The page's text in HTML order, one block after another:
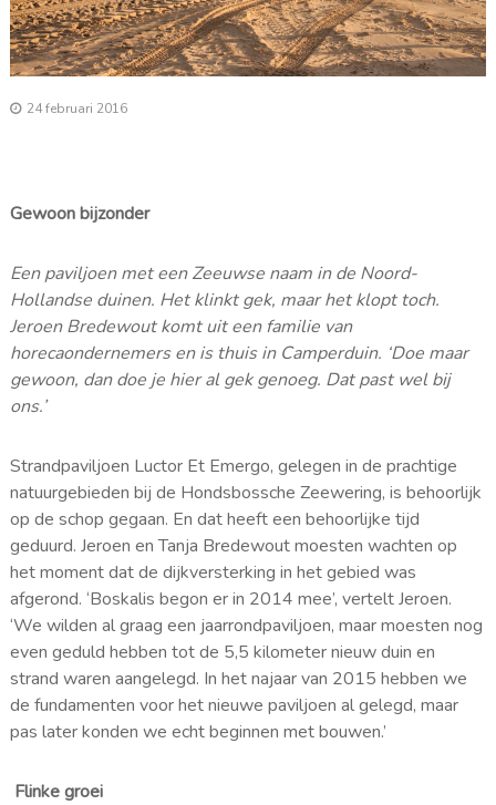
24 februari 2016
Gewoon bijzonder
Een paviljoen met een Zeeuwse naam in de Noord-
Hollandse duinen. Het klinkt gek, maar het klopt toch.
Jeroen Bredewout komt uit een familie van
horecaondernemers en is thuis in Camperduin. ‘Doe maar
gewoon, dan doe je hier al gek genoeg. Dat past wel bij
ons.’
Strandpaviljoen Luctor Et Emergo, gelegen in de prachtige
natuurgebieden bij de Hondsbossche Zeewering, is behoorlijk
op de schop gegaan. En dat heeft een behoorlijke tijd
geduurd. Jeroen en Tanja Bredewout moesten wachten op
het moment dat de dijkversterking in het gebied was
afgerond. ‘Boskalis begon er in 2014 mee’, vertelt Jeroen.
‘We wilden al graag een jaarrondpaviljoen, maar moesten nog
even geduld hebben tot de 5,5 kilometer nieuw duin en
strand waren aangelegd. In het najaar van 2015 hebben we
de fundamenten voor het nieuwe paviljoen al gelegd, maar
pas later konden we echt beginnen met bouwen.’
Flinke groei